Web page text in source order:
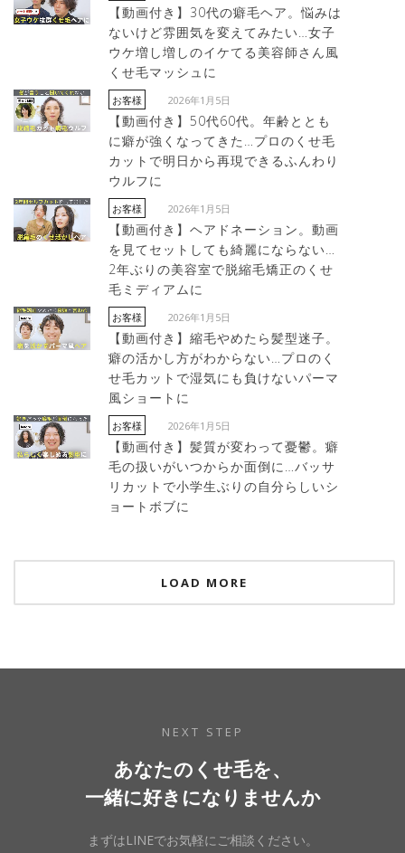
【動画付き】30代の癖毛ヘア。悩みは
ないけど雰囲気を変えてみたい…女子
ウケ増し増しのイケてる美容師さん風
くせ毛マッシュに
お客様 2026年1月5日
【動画付き】50代60代。年齢ととも
に癖が強くなってきた…プロのくせ毛
カットで明日から再現できるふんわり
ウルフに
お客様 2026年1月5日
【動画付き】ヘアドネーション。動画
を見てセットしても綺麗にならない…
2年ぶりの美容室で脱縮毛矯正のくせ
毛ミディアムに
お客様 2026年1月5日
【動画付き】縮毛やめたら髪型迷子。
癖の活かし方がわからない…プロのく
せ毛カットで湿気にも負けないパーマ
風ショートに
お客様 2026年1月5日
【動画付き】髪質が変わって憂鬱。癖
毛の扱いがいつからか面倒に…バッサ
リカットで小学生ぶりの自分らしいシ
ョートボブに
LOAD MORE
NEXT STEP
あなたのくせ毛を、
一緒に好きになりませんか
まずはLINEでお気軽にご相談ください。